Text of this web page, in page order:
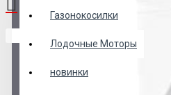
Газонокосилки
Лодочные Моторы
новинки